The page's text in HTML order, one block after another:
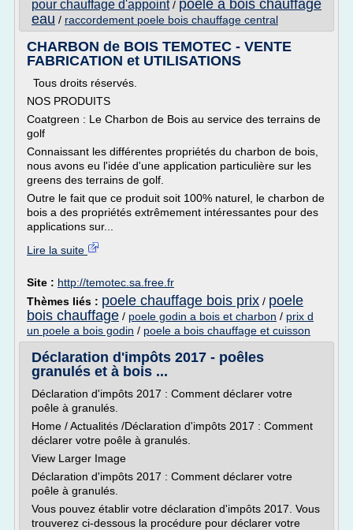
pour chauffage d'appoint/ poele a bois chauffage
eau / raccordement poele bois chauffage central
CHARBON de BOIS TEMOTEC - VENTE
FABRICATION et UTILISATIONS
Tous droits réservés.
NOS PRODUITS
Coatgreen : Le Charbon de Bois au service des terrains de
golf
Connaissant les différentes propriétés du charbon de bois,
nous avons eu l'idée d'une application particulière sur les
greens des terrains de golf.
Outre le fait que ce produit soit 100% naturel, le charbon de
bois a des propriétés extrêmement intéressantes pour des
applications sur...
Lire la suite
Site : http://temotec.sa.free.fr
Thèmes liés : poele chauffage bois prix / poele
bois chauffage / poele godin a bois et charbon / prix d
un poele a bois godin / poele a bois chauffage et cuisson
Déclaration d'impôts 2017 - poêles
granulés et à bois ...
Déclaration d'impôts 2017 : Comment déclarer votre
poêle à granulés.
Home / Actualités /Déclaration d'impôts 2017 : Comment
déclarer votre poêle à granulés.
View Larger Image
Déclaration d'impôts 2017 : Comment déclarer votre
poêle à granulés.
Vous pouvez établir votre déclaration d'impôts 2017. Vous
trouverez ci-dessous la procédure pour déclarer votre